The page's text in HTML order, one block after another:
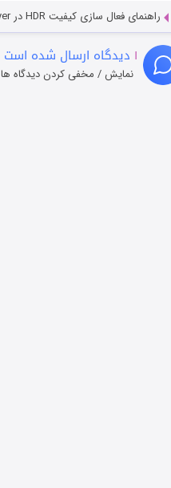
راهنمای فعال سازی کیفیت HDR در PotPlayer
۱ دیدگاه ارسال شده است
نمایش / مخفی کردن دیدگاه ها